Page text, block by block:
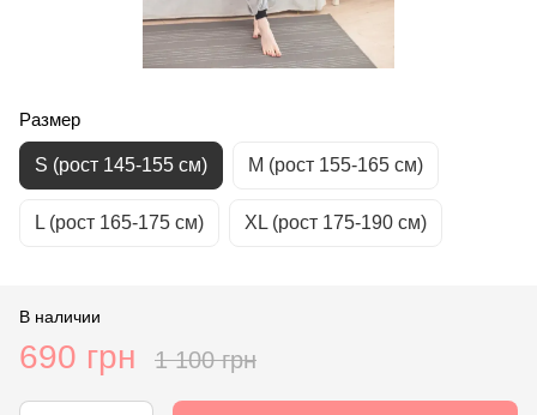
Размер
S (рост 145-155 см) М (рост 155-165 см)
L (рост 165-175 см) XL (рост 175-190 см)
В наличии
690 грн 1 100 грн